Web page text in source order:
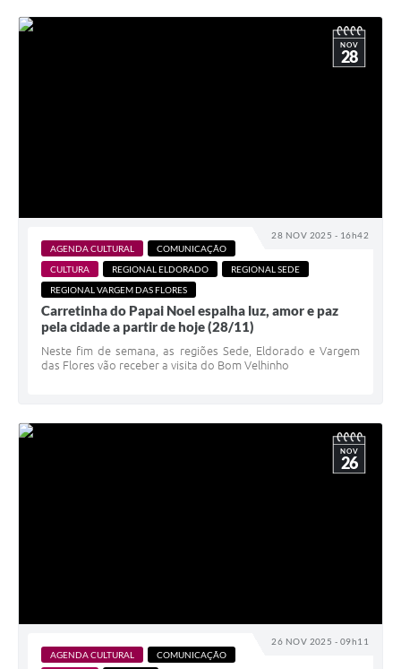
28 NOV 2025 - 16h42
NOV
28
AGENDA CULTURAL
COMUNICAÇÃO
CULTURA
REGIONAL ELDORADO
REGIONAL SEDE
REGIONAL VARGEM DAS FLORES
Carretinha do Papai Noel espalha luz, amor e paz
pela cidade a partir de hoje (28/11)
Neste fim de semana, as regiões Sede, Eldorado e Vargem
das Flores vão receber a visita do Bom Velhinho
26 NOV 2025 - 09h11
NOV
26
AGENDA CULTURAL
COMUNICAÇÃO